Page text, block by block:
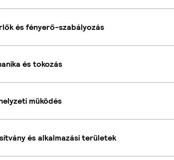
és fényerő-szabályozás
és tokozás
működés
és alkalmazási területek